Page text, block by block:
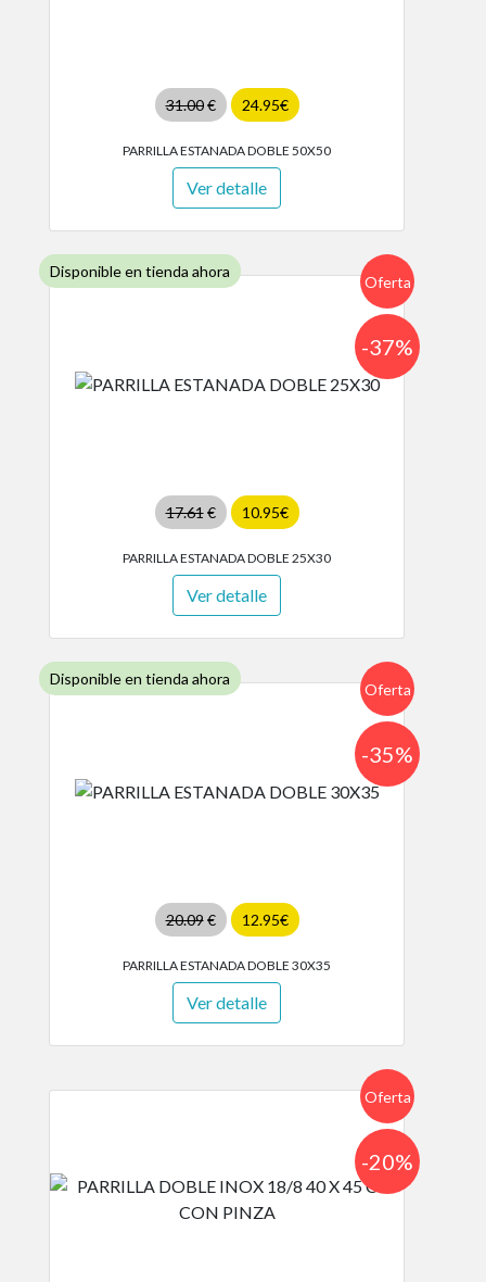
31.00€ 24.95€
PARRILLA ESTANADA DOBLE 50X50
Ver detalle
Disponible en tienda ahora
Oferta
17.61€ 10.95€
-37%
PARRILLA ESTANADA DOBLE 25X30
Ver detalle
Disponible en tienda ahora
Oferta
20.09€ 12.95€
-35%
PARRILLA ESTANADA DOBLE 30X35
Ver detalle
Oferta
-20%